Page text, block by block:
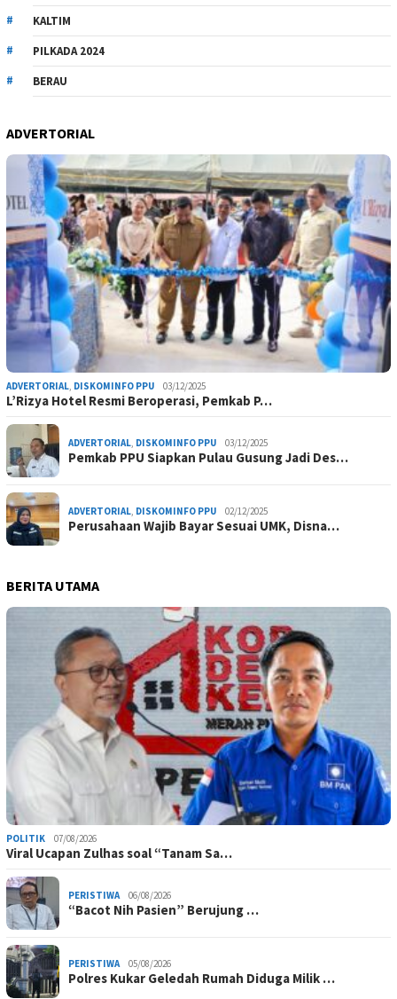
KALTIM
PILKADA 2024
BERAU
ADVERTORIAL
ADVERTORIAL, DISKOMINFO PPU 03/12/2025
L’Rizya Hotel Resmi Beroperasi, Pemkab P…
ADVERTORIAL, DISKOMINFO PPU 03/12/2025
Pemkab PPU Siapkan Pulau Gusung Jadi Des…
ADVERTORIAL, DISKOMINFO PPU 02/12/2025
Perusahaan Wajib Bayar Sesuai UMK, Disna…
BERITA UTAMA
POLITIK 07/08/2026
Viral Ucapan Zulhas soal “Tanam Sa…
PERISTIWA 06/08/2026
“Bacot Nih Pasien” Berujung …
PERISTIWA 05/08/2026
Polres Kukar Geledah Rumah Diduga Milik …